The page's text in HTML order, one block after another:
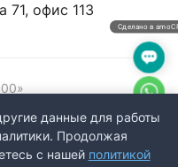
71, офис 113
Оферта
данные для работы
Продолжая
с нашей политикой
Сделано в